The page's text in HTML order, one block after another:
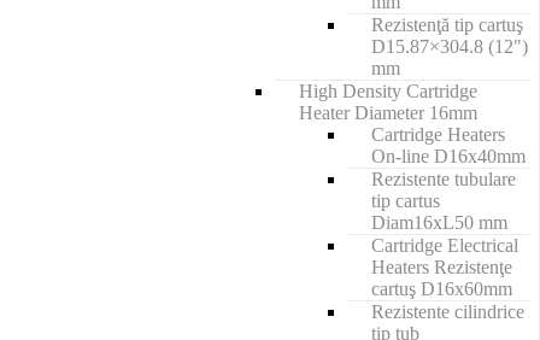
Rezistenţă tip cartuş
D15.87×304.8 (12")
mm
High Density Cartridge
Heater Diameter 16mm
Cartridge Heaters
On-line D16x40mm
Rezistente tubulare
tip cartus
Diam16xL50 mm
Cartridge Electrical
Heaters Rezistenţe
cartuş D16x60mm
Rezistente cilindrice
tip tub